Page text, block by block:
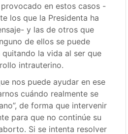
en estos casos -
los que la Presidenta ha
y las de otros que
de ellos se puede
la vida al ser que
intrauterino.
nos puede ayudar en ese
cuándo realmente se
de forma que intervenir
para que no continúe su
Si se intenta resolver